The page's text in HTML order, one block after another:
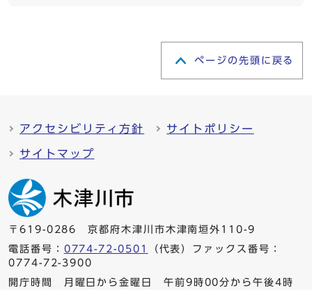
ページの先頭に戻る
アクセシビリティ方針 サイトポリシー
サイトマップ
〒619-0286 京都府木津川市木津南垣外110-9
電話番号： 0774-72-0501
（代表）ファックス番号：
0774-72-3900
開庁時間 月曜日から金曜日 午前9時00分から午後4時